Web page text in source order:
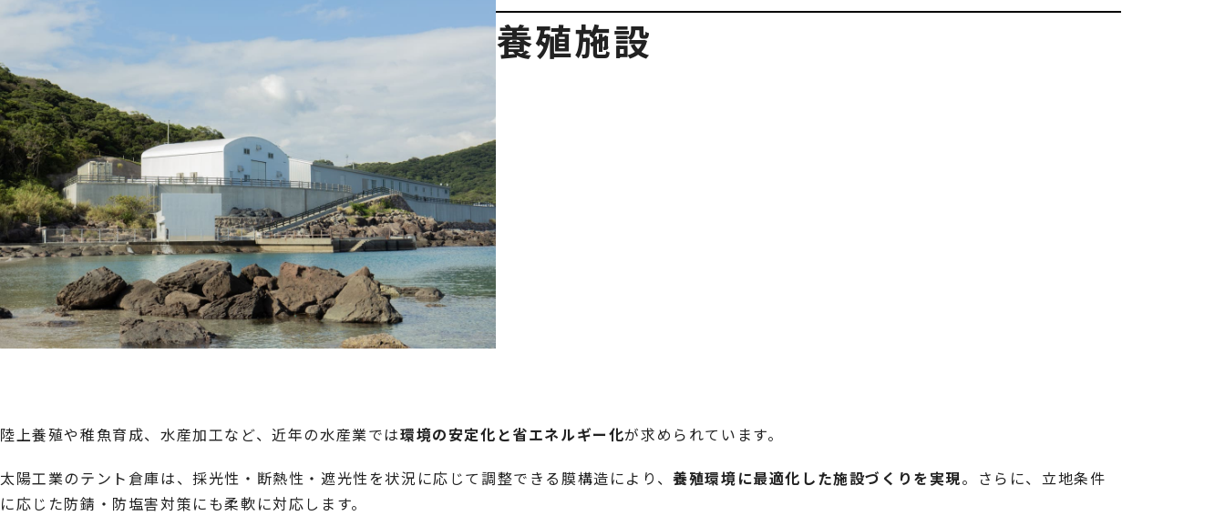
養殖施設
陸上養殖や稚魚育成、水産加工など、近年の水産業では環境の安定化と省エネルギー化が求められています。
太陽工業のテント倉庫は、採光性・断熱性・遮光性を状況に応じて調整できる膜構造により、養殖環境に最適化した施設づくりを実現。さらに、立地条件
に応じた防錆・防塩害対策にも柔軟に対応します。